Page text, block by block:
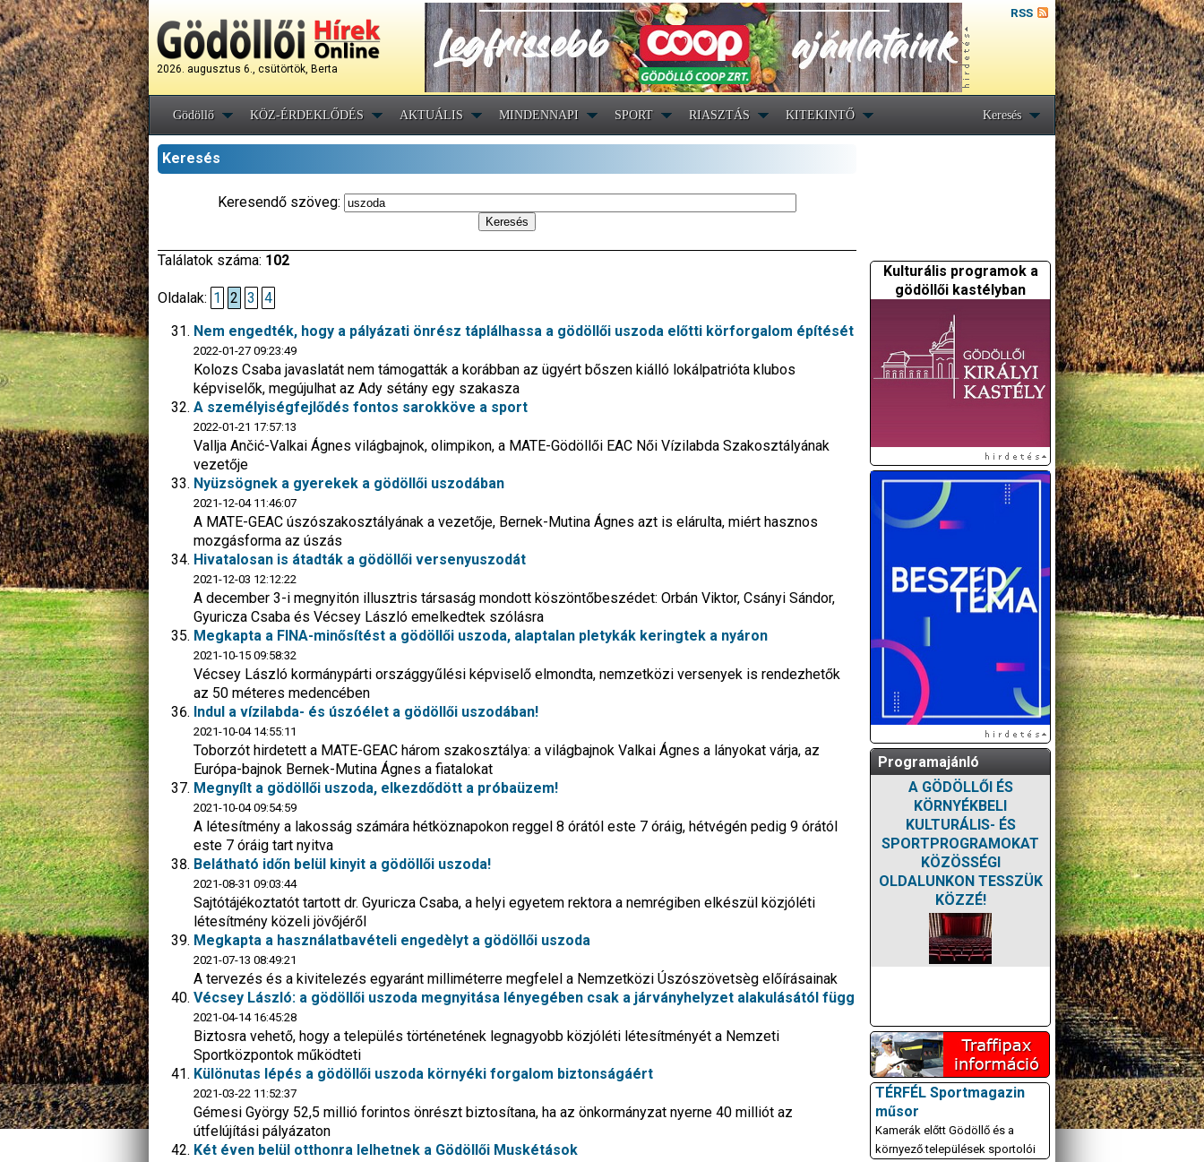
2026. augusztus 6., csütörtök, Berta
RSS
Gödöllő KÖZ-ÉRDEKLŐDÉS AKTUÁLIS MINDENNAPI SPORT RIASZTÁS KITEKINTŐ Keresés
Keresés
Keresendő szöveg:
Találatok száma: 102
Oldalak: 1 2 3
4
Nem engedték, hogy a pályázati önrész táplálhassa a gödöllői uszoda előtti körforgalom építését
2022-01-27 09:23:49
Kolozs Csaba javaslatát nem támogatták a korábban az ügyért bőszen kiálló lokálpatrióta klubos
képviselők, megújulhat az Ady sétány egy szakasza
A személyiségfejlődés fontos sarokköve a sport
2022-01-21 17:57:13
Vallja Ančić-Valkai Ágnes világbajnok, olimpikon, a MATE-Gödöllői EAC Női Vízilabda Szakosztályának
vezetője
Nyüzsögnek a gyerekek a gödöllői uszodában
2021-12-04 11:46:07
A MATE-GEAC úszószakosztályának a vezetője, Bernek-Mutina Ágnes azt is elárulta, miért hasznos
mozgásforma az úszás
Hivatalosan is átadták a gödöllői versenyuszodát
2021-12-03 12:12:22
A december 3-i megnyitón illusztris társaság mondott köszöntőbeszédet: Orbán Viktor, Csányi Sándor,
Gyuricza Csaba és Vécsey László emelkedtek szólásra
Megkapta a FINA-minősítést a gödöllői uszoda, alaptalan pletykák keringtek a nyáron
2021-10-15 09:58:32
Vécsey László kormánypárti országgyűlési képviselő elmondta, nemzetközi versenyek is rendezhetők
az 50 méteres medencében
Indul a vízilabda- és úszóélet a gödöllői uszodában!
2021-10-04 14:55:11
Toborzót hirdetett a MATE-GEAC három szakosztálya: a világbajnok Valkai Ágnes a lányokat várja, az
Európa-bajnok Bernek-Mutina Ágnes a fiatalokat
Megnyílt a gödöllői uszoda, elkezdődött a próbaüzem!
2021-10-04 09:54:59
A létesítmény a lakosság számára hétköznapokon reggel 8 órától este 7 óráig, hétvégén pedig 9 órától
este 7 óráig tart nyitva
Belátható időn belül kinyit a gödöllői uszoda!
2021-08-31 09:03:44
Sajtótájékoztatót tartott dr. Gyuricza Csaba, a helyi egyetem rektora a nemrégiben elkészül közjóléti
létesítmény közeli jövőjéről
Megkapta a használatbavételi engedèlyt a gödöllői uszoda
2021-07-13 08:49:21
A tervezés és a kivitelezés egyaránt milliméterre megfelel a Nemzetközi Úszószövetsèg előírásainak
Vécsey László: a gödöllői uszoda megnyitása lényegében csak a járványhelyzet alakulásától függ
2021-04-14 16:45:28
Biztosra vehető, hogy a település történetének legnagyobb közjóléti létesítményét a Nemzeti
Sportközpontok működteti
Különutas lépés a gödöllői uszoda környéki forgalom biztonságáért
2021-03-22 11:52:37
Gémesi György 52,5 millió forintos önrészt biztosítana, ha az önkormányzat nyerne 40 milliót az
útfelújítási pályázaton
Két éven belül otthonra lelhetnek a Gödöllői Muskétások
Kulturális programok a
gödöllői kastélyban
Programajánló
A GÖDÖLLŐI ÉS
KÖRNYÉKBELI
KULTURÁLIS- ÉS
SPORTPROGRAMOKAT
KÖZÖSSÉGI
OLDALUNKON TESSZÜK
KÖZZÉ!
TÉRFÉL Sportmagazin
műsor
Kamerák előtt Gödöllő és a
környező települések sportolói